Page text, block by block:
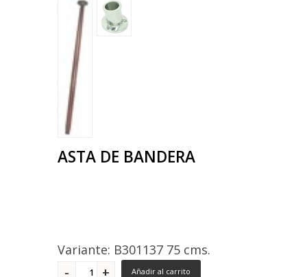
ASTA DE BANDERA
Variante: B301137 75 cms.
Añadir al carrito